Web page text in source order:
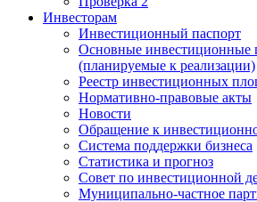
Инвесторам
Инвестиционный паспорт
Основные инвестиционные
(планируемые к реализации)
Реестр инвестиционных
Нормативно-правовые акты
Новости
Обращение к
Система поддержки бизнеса
Статистика и прогноз
Совет по инвестиционной
Муниципально-частное